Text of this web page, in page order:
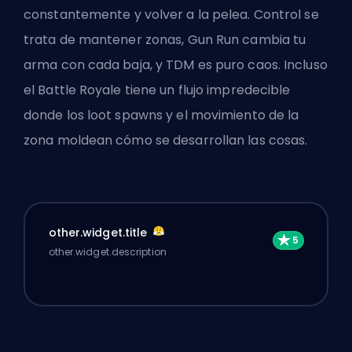
constantemente y volver a la pelea. Control se
trata de mantener zonas, Gun Run cambia tu
arma con cada baja, y TDM es puro caos. Incluso
el Battle Royale tiene un flujo impredecible
donde los loot spawns y el movimiento de la
zona moldean cómo se desarrollan las cosas.
other.widget.title
other.widget.description